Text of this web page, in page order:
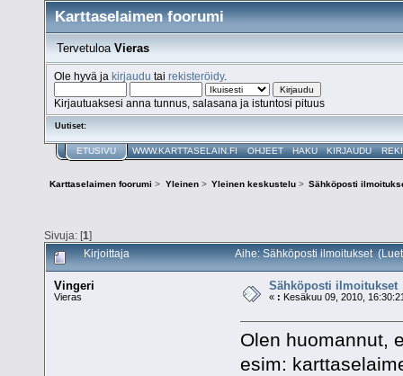
Karttaselaimen foorumi
Tervetuloa Vieras
Ole hyvä jakirjaudu tairekisteröidy.
Kirjautuaksesi anna tunnus, salasana ja istuntosi pituus
Uutiset:
ETUSIVU WWW.KARTTASELAIN.FI OHJEET HAKU KIRJAUDU
Karttaselaimen foorumi > Yleinen> Yleinen keskustelu> Sähköposti
Sivuja: [1]
Kirjoittaja Aihe: Sähköposti ilmoitukset
Vingeri
Vieras
Sähköposti ilmoitukset
« : Kesäkuu 09, 2010,
Olen huomannut,
esim: